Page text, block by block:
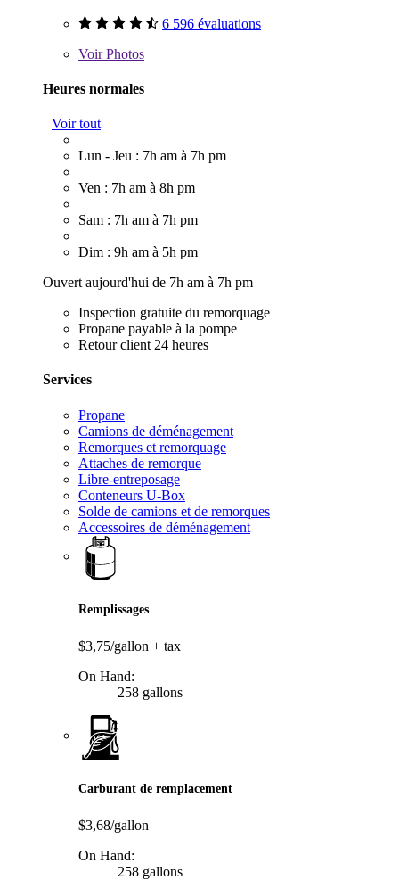
6 596 évaluations
VoirPhotos
Heures normales
Voir tout
Lun - Jeu : 7h am à 7h pm
Ven : 7h am à 8h pm
Sam : 7h am à 7h pm
Dim : 9h am à 5h pm
Ouvert aujourd'hui de 7h am à 7h pm
Inspection gratuite du remorquage
Propane payable à la pompe
Retour client 24 heures
Services
Propane
Camions de déménagement
Remorques et remorquage
Attaches de remorque
Libre-entreposage
Conteneurs U-Box
Solde de camions et de remorques
Accessoires de déménagement
Remplissages
$3,75/gallon + tax
On Hand:
258 gallons
Carburant de remplacement
$3,68/gallon
On Hand:
258 gallons